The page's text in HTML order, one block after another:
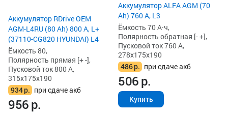
Аккумулятор RDrive OEM
AGM-L4RU (80 Ah) 800 А, L+
(37110-CG820 HYUNDAI) L4
Ёмкость 80,
Полярность прямая [+ -],
Пусковой ток 800 А,
315x175x190
934р. при сдаче акб
956р.
Аккумулятор ALFA AGM (70
Ah) 760 А, L3
Ёмкость 70 А·ч,
Полярность обратная [- +],
Пусковой ток 760 А,
278x175x190
486р. при сдаче акб
506р.
Купить